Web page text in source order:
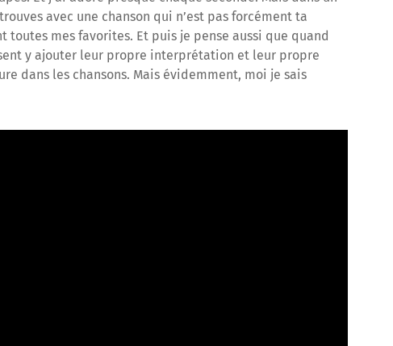
avec une chanson qui n’est pas forcément ta
mes favorites. Et puis je pense aussi que quand
y ajouter leur propre interprétation et leur propre
dans les chansons. Mais évidemment, moi je sais